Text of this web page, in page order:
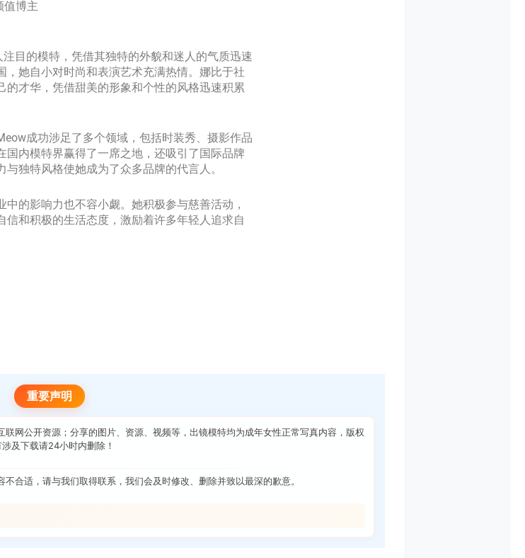
值博主
目的模特，凭借其独特的外貌和迷人的气质迅速
，她自小对时尚和表演艺术充满热情。娜比于社
的才华，凭借甜美的形象和个性的风格迅速积累
成功涉足了多个领域，包括时装秀、摄影作品
国内模特界赢得了一席之地，还吸引了国际品牌
与独特风格使她成为了众多品牌的代言人。
中的影响力也不容小觑。她积极参与慈善活动，
信和积极的生活态度，激励着许多年轻人追求自
重要声明
网公开资源；分享的图片、资源、视频等，出镜模特均为成年女性正常写真内容，版权
及下载请24小时内删除！
合适，请与我们取得联系，我们会及时修改、删除并致以最深的歉意。